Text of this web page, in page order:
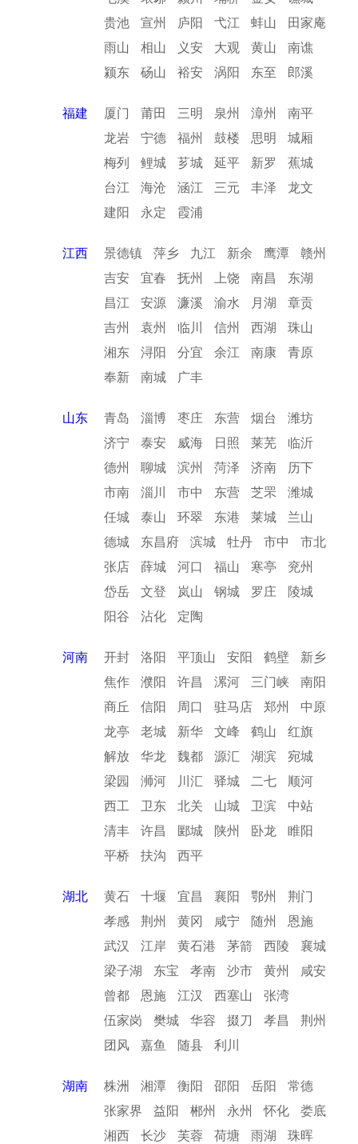
贵池
宣州 庐阳 弋江 蚌山
田家庵
雨山
相山 义安 大观 黄山
南谯
颍东
砀山 裕安 涡阳 东至 郎溪
福建 厦门 莆田 三明 泉州 漳州
南平
龙岩
宁德 福州 鼓楼 思明
城厢
梅列
鲤城 芗城 延平 新罗
蕉城
台江
海沧 涵江 三元 丰泽
龙文
建阳
永定 霞浦
江西 景德镇 萍乡 九江 新余 鹰潭
赣州
吉安
宜春 抚州 上饶 南昌
东湖
昌江
安源 濂溪 渝水 月湖
章贡
吉州
袁州 临川 信州 西湖
珠山
湘东
浔阳 分宜 余江 南康
青原
奉新
南城 广丰
山东 青岛 淄博 枣庄 东营 烟台
潍坊
济宁
泰安 威海 日照 莱芜
临沂
德州
聊城 滨州 菏泽 济南
历下
市南
淄川 市中 东营 芝罘
潍城
任城
泰山 环翠 东港 莱城
兰山
德城
东昌府 滨城 牡丹 市中
市北
张店
薛城 河口 福山 寒亭
兖州
岱岳
文登 岚山 钢城 罗庄
陵城
阳谷
沾化 定陶
河南 开封 洛阳 平顶山 安阳 鹤壁
新乡
焦作
濮阳 许昌 漯河 三门峡
南阳
商丘
信阳 周口 驻马店 郑州
中原
龙亭
老城 新华 文峰 鹤山
红旗
解放
华龙 魏都 源汇 湖滨
宛城
梁园
浉河 川汇 驿城 二七
顺河
西工
卫东 北关 山城 卫滨
中站
清丰
许昌 郾城 陕州 卧龙
睢阳
平桥
扶沟 西平
湖北 黄石 十堰 宜昌 襄阳 鄂州
荆门
孝感
荆州 黄冈 咸宁 随州
恩施
武汉
江岸 黄石港 茅箭 西陵
襄城
梁子湖
东宝 孝南 沙市 黄州
咸安
曾都
恩施 江汉 西塞山
张湾
伍家岗
樊城 华容 掇刀 孝昌
荆州
团风
嘉鱼 随县 利川
湖南 株洲 湘潭 衡阳 邵阳 岳阳
常德
张家界
益阳 郴州 永州 怀化
娄底
湘西
长沙 芙蓉 荷塘 雨湖
珠晖